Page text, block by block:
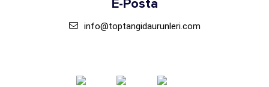
E-Posta
info@toptangidaurunleri.com